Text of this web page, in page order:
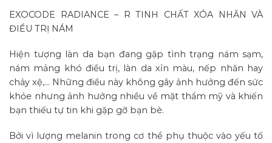
EXOCODE RADIANCE – R TINH CHẤT XÓA NHĂN VÀ
ĐIỀU TRỊ NÁM
Hiện tượng làn da bạn đang gặp tình trạng nám sạm,
nám mảng khó điều trị, làn da xỉn màu, nếp nhăn hay
chảy xệ,… Những điều này không gây ảnh hưởng đến sức
khỏe nhưng ảnh hưởng nhiều về mặt thẩm mỹ và khiến
bạn thiếu tự tin khi gặp gỡ bạn bè.
Bởi vì lượng melanin trong cơ thể phụ thuộc vào yếu tố